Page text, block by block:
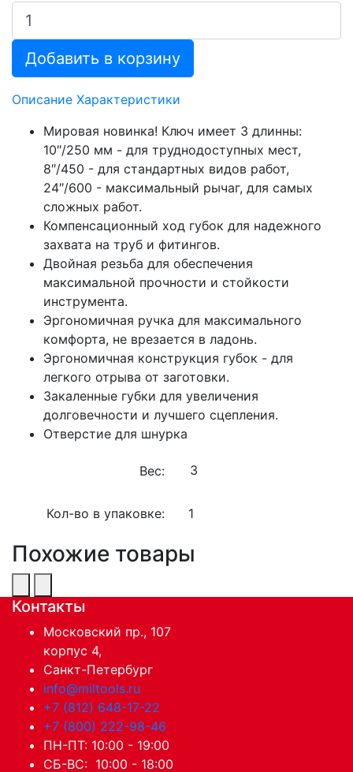
Добавить в корзину
Описание Характеристики
Мировая новинка! Ключ имеет 3 длинны:
10″/250 мм - для труднодоступных мест,
8″/450 - для стандартных видов работ,
24″/600 - максимальный рычаг, для самых
сложных работ.
Компенсационный ход губок для надежного
захвата на труб и фитингов.
Двойная резьба для обеспечения
максимальной прочности и стойкости
инструмента.
Эргономичная ручка для максимального
комфорта, не врезается в ладонь.
Эргономичная конструкция губок - для
легкого отрыва от заготовки.
Закаленные губки для увеличения
долговечности и лучшего сцепления.
Отверстие для шнурка
Вес:
Кол-во в упаковке: 1
Похожие товары
Контакты
Московский пр., 107
корпус 4,
Санкт-Петербург
info@miltools.ru
+7 (812) 648-17-22
+7 (800) 222-98-46
ПН-ПТ: 10:00 - 19:00
СБ-ВС: 10:00 - 18:00